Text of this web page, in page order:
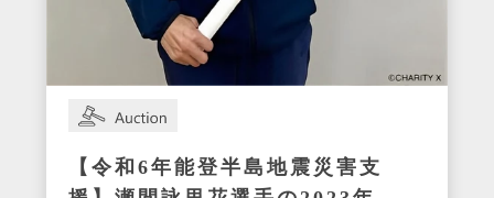
【令和6年能登半島地震災害支